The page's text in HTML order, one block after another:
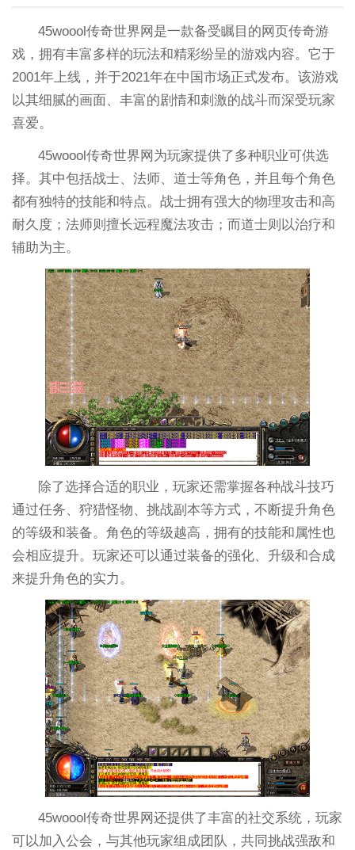
45woool传奇世界网是一款备受瞩目的网页传奇游
戏，拥有丰富多样的玩法和精彩纷呈的游戏内容。它于
2001年上线，并于2021年在中国市场正式发布。该游戏
以其细腻的画面、丰富的剧情和刺激的战斗而深受玩家
喜爱。
45woool传奇世界网为玩家提供了多种职业可供选
择。其中包括战士、法师、道士等角色，并且每个角色
都有独特的技能和特点。战士拥有强大的物理攻击和高
耐久度；法师则擅长远程魔法攻击；而道士则以治疗和
辅助为主。
除了选择合适的职业，玩家还需掌握各种战斗技巧
通过任务、狩猎怪物、挑战副本等方式，不断提升角色
的等级和装备。角色的等级越高，拥有的技能和属性也
会相应提升。玩家还可以通过装备的强化、升级和合成
来提升角色的实力。
45woool传奇世界网还提供了丰富的社交系统，玩家
可以加入公会，与其他玩家组成团队，共同挑战强敌和